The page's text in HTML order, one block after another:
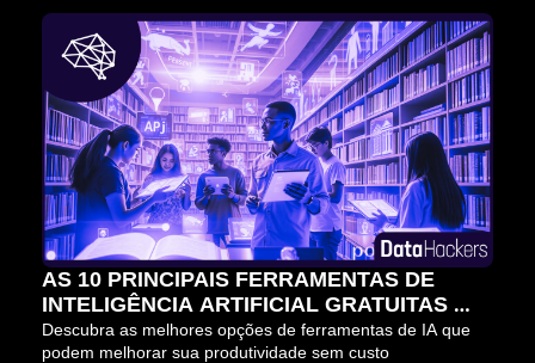
AS 10 PRINCIPAIS FERRAMENTAS DE
INTELIGÊNCIA ARTIFICIAL GRATUITAS
PARA 2026
Descubra as melhores opções de ferramentas de IA que
podem melhorar sua produtividade sem custo